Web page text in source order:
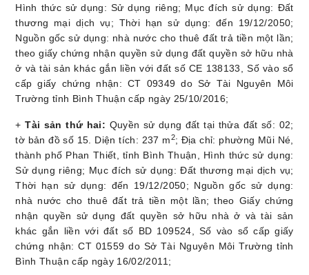
Hình thức sử dụng: Sử dụng riêng; Mục đích sử dụng: Đất
thương mại dịch vụ; Thời hạn sử dụng: đến 19/12/2050;
Nguồn gốc sử dụng: nhà nước cho thuê đất trả tiền một lần;
theo giấy chứng nhận quyền sử dụng đất quyền sở hữu nhà
ở và tài sản khác gắn liền với đất số CE 138133, Số vào sổ
cấp giấy chứng nhận: CT 09349 do Sở Tài Nguyên Môi
Trường tỉnh Bình Thuận cấp ngày 25/10/2016;
+Tài sản thứ hai: Quyền sử dụng đất tại thửa đất số: 02;
tờ bản đồ số 15. Diện tích: 237 m2; Địa chỉ: phường Mũi Né,
thành phố Phan Thiết, tỉnh Bình Thuận, Hình thức sử dụng:
Sử dụng riêng; Mục đích sử dụng: Đất thương mại dịch vụ;
Thời hạn sử dụng: đến 19/12/2050; Nguồn gốc sử dụng:
nhà nước cho thuê đất trả tiền một lần; theo Giấy chứng
nhận quyền sử dụng đất quyền sở hữu nhà ở và tài sản
khác gắn liền với đất số BD 109524, Số vào sổ cấp giấy
chứng nhận: CT 01559 do Sở Tài Nguyên Môi Trường tỉnh
Bình Thuận cấp ngày 16/02/2011;